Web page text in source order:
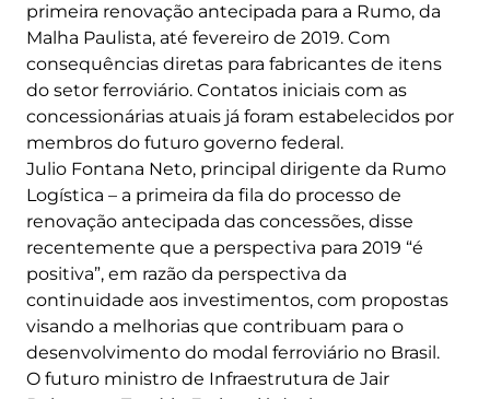
primeira renovação antecipada para a Rumo, da
Malha Paulista, até fevereiro de 2019. Com
consequências diretas para fabricantes de itens
do setor ferroviário. Contatos iniciais com as
concessionárias atuais já foram estabelecidos por
membros do futuro governo federal.
Julio Fontana Neto, principal dirigente da Rumo
Logística – a primeira da fila do processo de
renovação antecipada das concessões, disse
recentemente que a perspectiva para 2019 “é
positiva”, em razão da perspectiva da
continuidade aos investimentos, com propostas
visando a melhorias que contribuam para o
desenvolvimento do modal ferroviário no Brasil.
O futuro ministro de Infraestrutura de Jair